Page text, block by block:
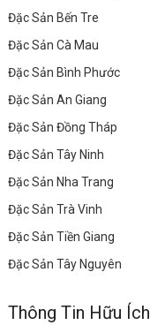
Đặc Sản Bến Tre
Đặc Sản Cà Mau
Đặc Sản Bình Phước
Đặc Sản An Giang
Đặc Sản Đồng Tháp
Đặc Sản Tây Ninh
Đặc Sản Nha Trang
Đặc Sản Trà Vinh
Đặc Sản Tiền Giang
Đặc Sản Tây Nguyên
Thông Tin Hữu Ích